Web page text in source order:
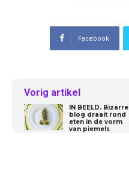
Facebook
Vorig artikel
IN BEELD. Bizarre
blog draait rond
eten in de vorm
van piemels